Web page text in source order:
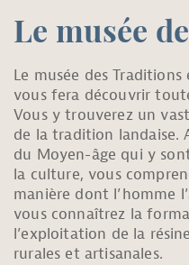
Le musée
Le musée des Traditions
vous fera découvrir
Vous y trouverez un
de la tradition landaise.
du Moyen-âge qui y
la culture, vous
manière dont l’homme
vous connaîtrez la
l’exploitation de la
rurales et artisanales.